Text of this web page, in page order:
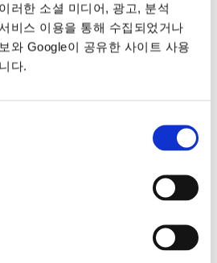
러한 소셜 미디어, 광고, 분석
비스 이용을 통해 수집되었거나
와 Google이 공유한 사이트 사용
다.